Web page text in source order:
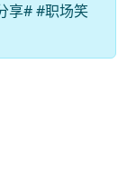
享# #职场笑